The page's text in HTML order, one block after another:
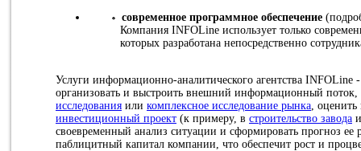
современное программное обеспечение
Компания INFOLine использует только
которых разработана непосредственно
Услуги информационно-аналитического агентства INFOLine
организовать и выстроить внешний информационный
исследования или комплексное исследование рынка ,
инвестиционный проект (к примеру, в строительство завода
своевременный анализ ситуации и сформировать прогноз ее
паблицитный капитал компании, что обеспечит рост и